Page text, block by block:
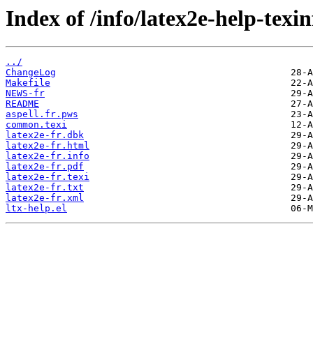
Index of /info/latex2e-help-
../
ChangeLog
Makefile
NEWS-fr
README
aspell.fr.pws
common.texi
latex2e-fr.dbk
latex2e-fr.html
latex2e-fr.info
latex2e-fr.pdf
latex2e-fr.texi
latex2e-fr.txt
latex2e-fr.xml
ltx-help.el